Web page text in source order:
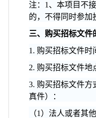
注：1、本项目不
的，不得同时参加
三、购买招标文件
1. 购买招标文件时
2. 购买招标文件地
3. 购买招标文件方
真件）：
（1）法人或者其